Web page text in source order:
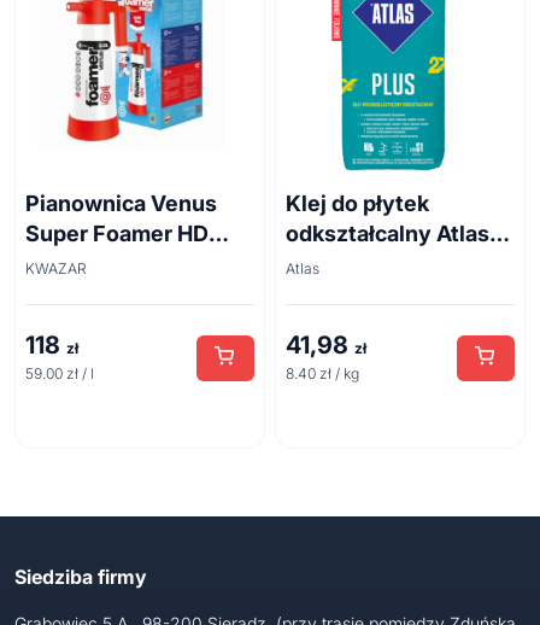
Pianownica Venus
Super Foamer HD
acid line 2L
KWAZAR
118 zł
59.00 zł / l
Klej do płytek
odkształcalny Atlas
Plus 5 kg
Atlas
41,98 zł
8.40 zł / kg
Siedziba firmy